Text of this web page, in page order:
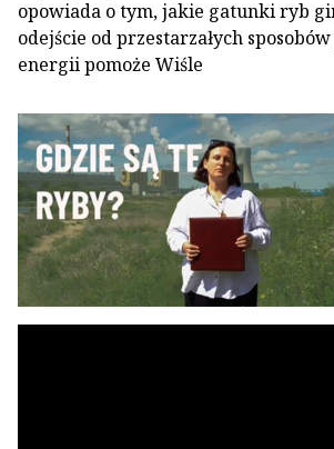
opowiada o tym, jakie gatunki ryb
odejście od przestarzałych
energii pomoże Wiśle